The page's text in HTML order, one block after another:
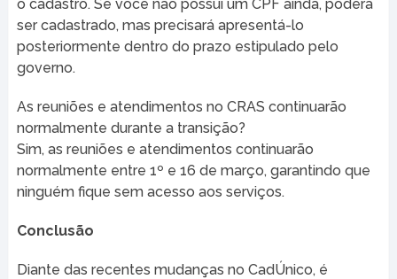
o cadastro. Se você não possui um CPF ainda, poderá
ser cadastrado, mas precisará apresentá-lo
posteriormente dentro do prazo estipulado pelo
governo.
As reuniões e atendimentos no CRAS continuarão
normalmente durante a transição?
Sim, as reuniões e atendimentos continuarão
normalmente entre 1º e 16 de março, garantindo que
ninguém fique sem acesso aos serviços.
Conclusão
Diante das recentes mudanças no CadÚnico, é